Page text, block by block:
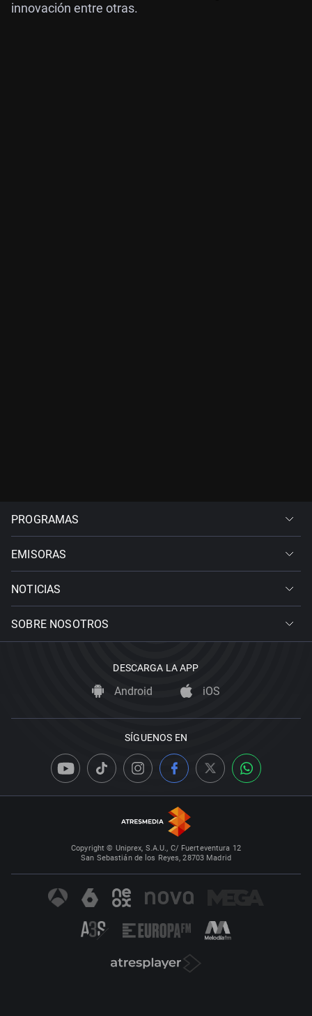
innovación entre otras.
PROGRAMAS
EMISORAS
NOTICIAS
SOBRE NOSOTROS
DESCARGA LA APP
Android iOS
SÍGUENOS EN
Copyright © Uniprex, S.A.U., C/ Fuerteventura 12
San Sebastián de los Reyes, 28703 Madrid